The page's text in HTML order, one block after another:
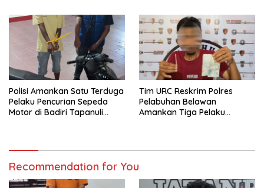
Polisi Amankan Satu Terduga
Pelaku Pencurian Sepeda
Motor di Badiri Tapanuli
Tim URC Reskrim Polres
Pelabuhan Belawan
Amankan Tiga Pelaku
Recommendation for You